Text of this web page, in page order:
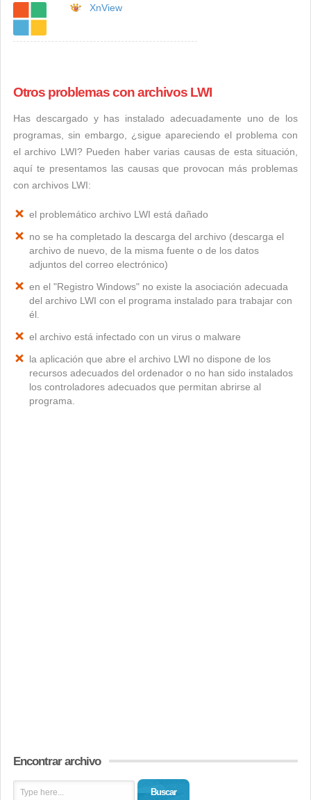
XnView
Otros problemas con archivos LWI
Has descargado y has instalado adecuadamente uno de los
programas, sin embargo, ¿sigue apareciendo el problema con
el archivo LWI? Pueden haber varias causas de esta situación,
aquí te presentamos las causas que provocan más problemas
con archivos LWI:
el problemático archivo LWI está dañado
no se ha completado la descarga del archivo (descarga el
archivo de nuevo, de la misma fuente o de los datos
adjuntos del correo electrónico)
en el "Registro Windows" no existe la asociación adecuada
del archivo LWI con el programa instalado para trabajar con
él.
el archivo está infectado con un virus o malware
la aplicación que abre el archivo LWI no dispone de los
recursos adecuados del ordenador o no han sido instalados
los controladores adecuados que permitan abrirse al
programa.
Encontrar archivo
Buscar